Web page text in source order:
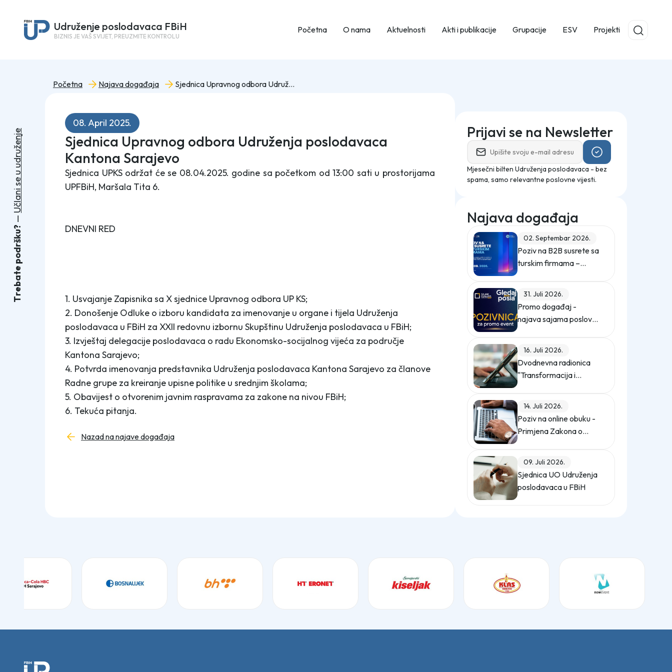
Udruženje poslodavaca FBiH
BIZNIS JE VAŠ SVIJET, PREUZMITE KONTROLU
Početna O nama Aktuelnosti Akti i publikacije Grupacije ESV Projekti
Početna Najava događaja Sjednica Upravnog odbora Udruženja poslodavaca Kantona Sarajevo
08. April 2025.
Sjednica Upravnog odbora Udruženja poslodavaca
Kantona Sarajevo
Sjednica UPKS održat će se 08.04.2025. godine sa početkom od 13:00 sati u prostorijama
UPFBiH, Maršala Tita 6.
DNEVNI RED
1. Usvajanje Zapisnika sa X sjednice Upravnog odbora UP KS;
2. Donošenje Odluke o izboru kandidata za imenovanje u organe i tijela Udruženja
poslodavaca u FBiH za XXII redovnu izbornu Skupštinu Udruženja poslodavaca u FBiH;
3. Izvještaj delegacije poslodavaca o radu Ekonomsko-socijalnog vijeća za područje
Kantona Sarajevo;
4. Potvrda imenovanja predstavnika Udruženja poslodavaca Kantona Sarajevo za članove
Radne grupe za kreiranje upisne politike u srednjim školama;
5. Obavijest o otvorenim javnim raspravama za zakone na nivou FBiH;
6. Tekuća pitanja.
Nazad na najave događaja
Prijavi se na Newsletter
Mjesečni bilten Udruženja poslodavaca - bez
spama, samo relevantne poslovne vijesti.
Najava događaja
02. Septembar 2026.
Poziv na B2B susrete sa
turskim firmama –
ZEPS 2026
31. Juli 2026.
Promo događaj -
najava sajama poslova
"Gledaj sebi posla"
16. Juli 2026.
Dvodnevna radionica
"Transformacija i
digitalizacija
14. Juli 2026.
Poziv na online obuku -
Primjena Zakona o
09. Juli 2026.
Sjednica UO Udruženja
poslodavaca u FBiH
T
r
e
b
a
t
e
p
o
d
r
š
k
u
?
U
č
l
a
n
i
s
e
u
u
d
r
u
ž
e
n
j
e